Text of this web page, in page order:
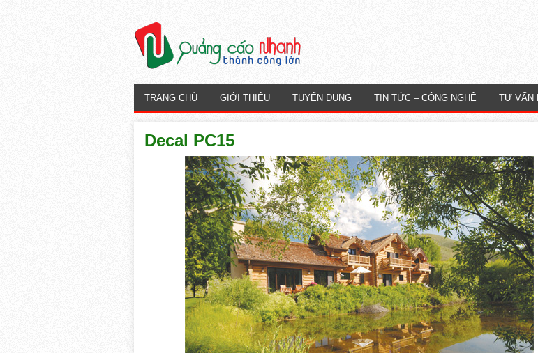
TRANG CHỦ GIỚI THIỆU TUYỂN DỤNG TIN TỨC – CÔNG NGHỆ TƯ VẤN
Decal PC15